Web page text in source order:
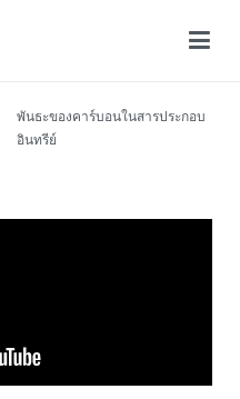
พันธะของคาร์บอนในสารประกอบ
อินทรีย์